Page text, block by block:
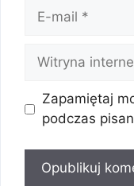
Witryna
internetowa
Zapamiętaj
podczas